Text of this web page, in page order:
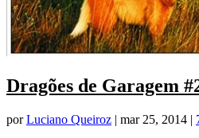
Dragões de Garagem
porLuciano Queiroz | mar 25, 2014 |